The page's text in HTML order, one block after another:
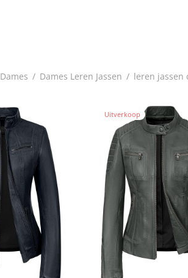
Dames / Dames Leren Jassen / leren jassen
Uitverkoop